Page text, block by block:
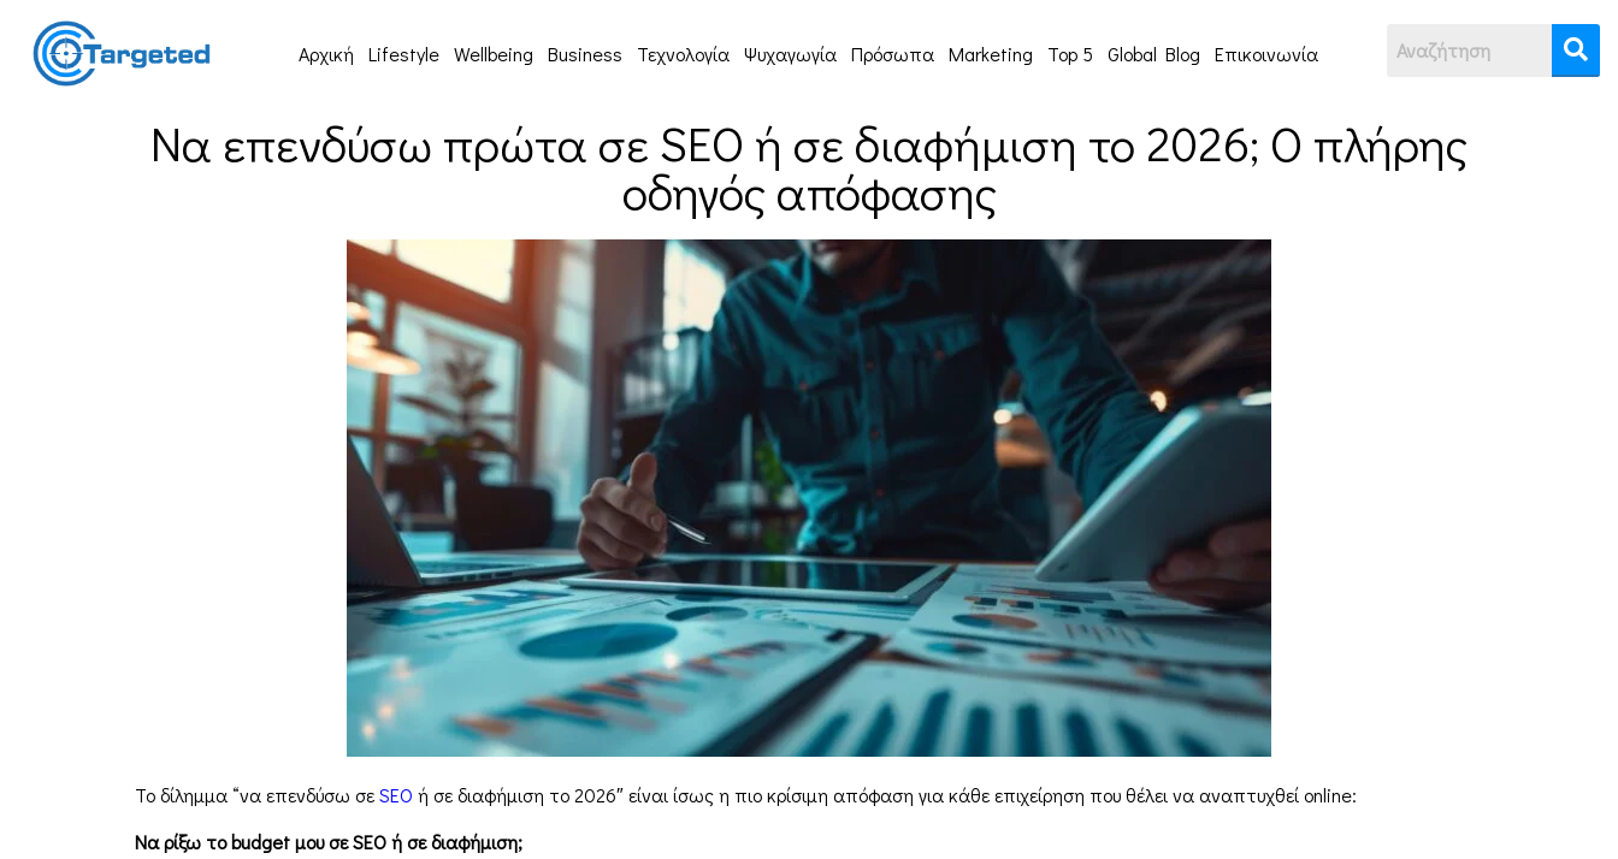
Αρχική Lifestyle Wellbeing Business Τεχνολογία Ψυχαγωγία Πρόσωπα Marketing Top 5 Global Blog Επικοινωνία
Να επενδύσω πρώτα σε SEO ή σε διαφήμιση το 2026; Ο πλήρης
οδηγός απόφασης
Το δίλημμα “να επενδύσω σεSEO ή σε διαφήμιση το 2026″ είναι ίσως η πιο κρίσιμη απόφαση για κάθε επιχείρηση που θέλει να αναπτυχθεί online:
Να ρίξω το budget μου σε SEO ή σε διαφήμιση;